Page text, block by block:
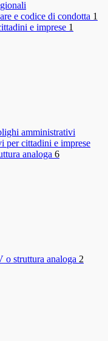
e codice di condotta 1
e imprese 1
amministrativi
per cittadini e imprese
analoga 6
o struttura analoga 2